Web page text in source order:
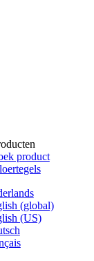
(global)
(US)
product